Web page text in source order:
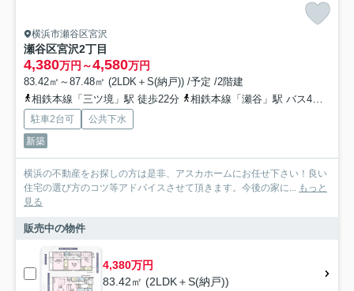
横浜市瀬谷区宮沢
瀬谷区宮沢2丁目
4,380万円～4,580万円
83.42㎡～87.48㎡ (2LDK＋S(納戸)) /予定 /2階建
相鉄本線「三ツ境」駅 徒歩22分
相鉄本線「瀬谷」駅 バス4分 相鉄バス「南台Ｂ集会場」 停歩10分
駐車2台可
公共下水
新築
横浜の不動産をお探しの方は是非、アスカホームにお任せ下さい！良い
住宅の選び方のコツ等アドバイスさせて頂きます。今後の家に... もっと
見る
販売中の物件
4,380万円
83.42㎡ (2LDK＋S(納戸))